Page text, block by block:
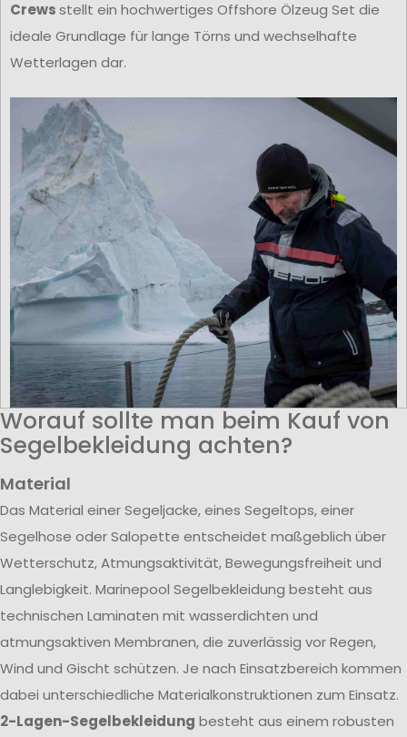
Crewsstellt ein hochwertiges Offshore Ölzeug Set die
ideale Grundlage für lange Törns und wechselhafte
Wetterlagen dar.
Worauf sollte man beim Kauf von
Segelbekleidung achten?
Material
Das Material einer Segeljacke, eines Segeltops, einer
Segelhose oder Salopette entscheidet maßgeblich über
Wetterschutz, Atmungsaktivität, Bewegungsfreiheit und
Langlebigkeit. Marinepool Segelbekleidung besteht aus
technischen Laminaten mit wasserdichten und
atmungsaktiven Membranen, die zuverlässig vor Regen,
Wind und Gischt schützen. Je nach Einsatzbereich kommen
dabei unterschiedliche Materialkonstruktionen zum Einsatz.
2-Lagen-Segelbekleidung besteht aus einem robusten